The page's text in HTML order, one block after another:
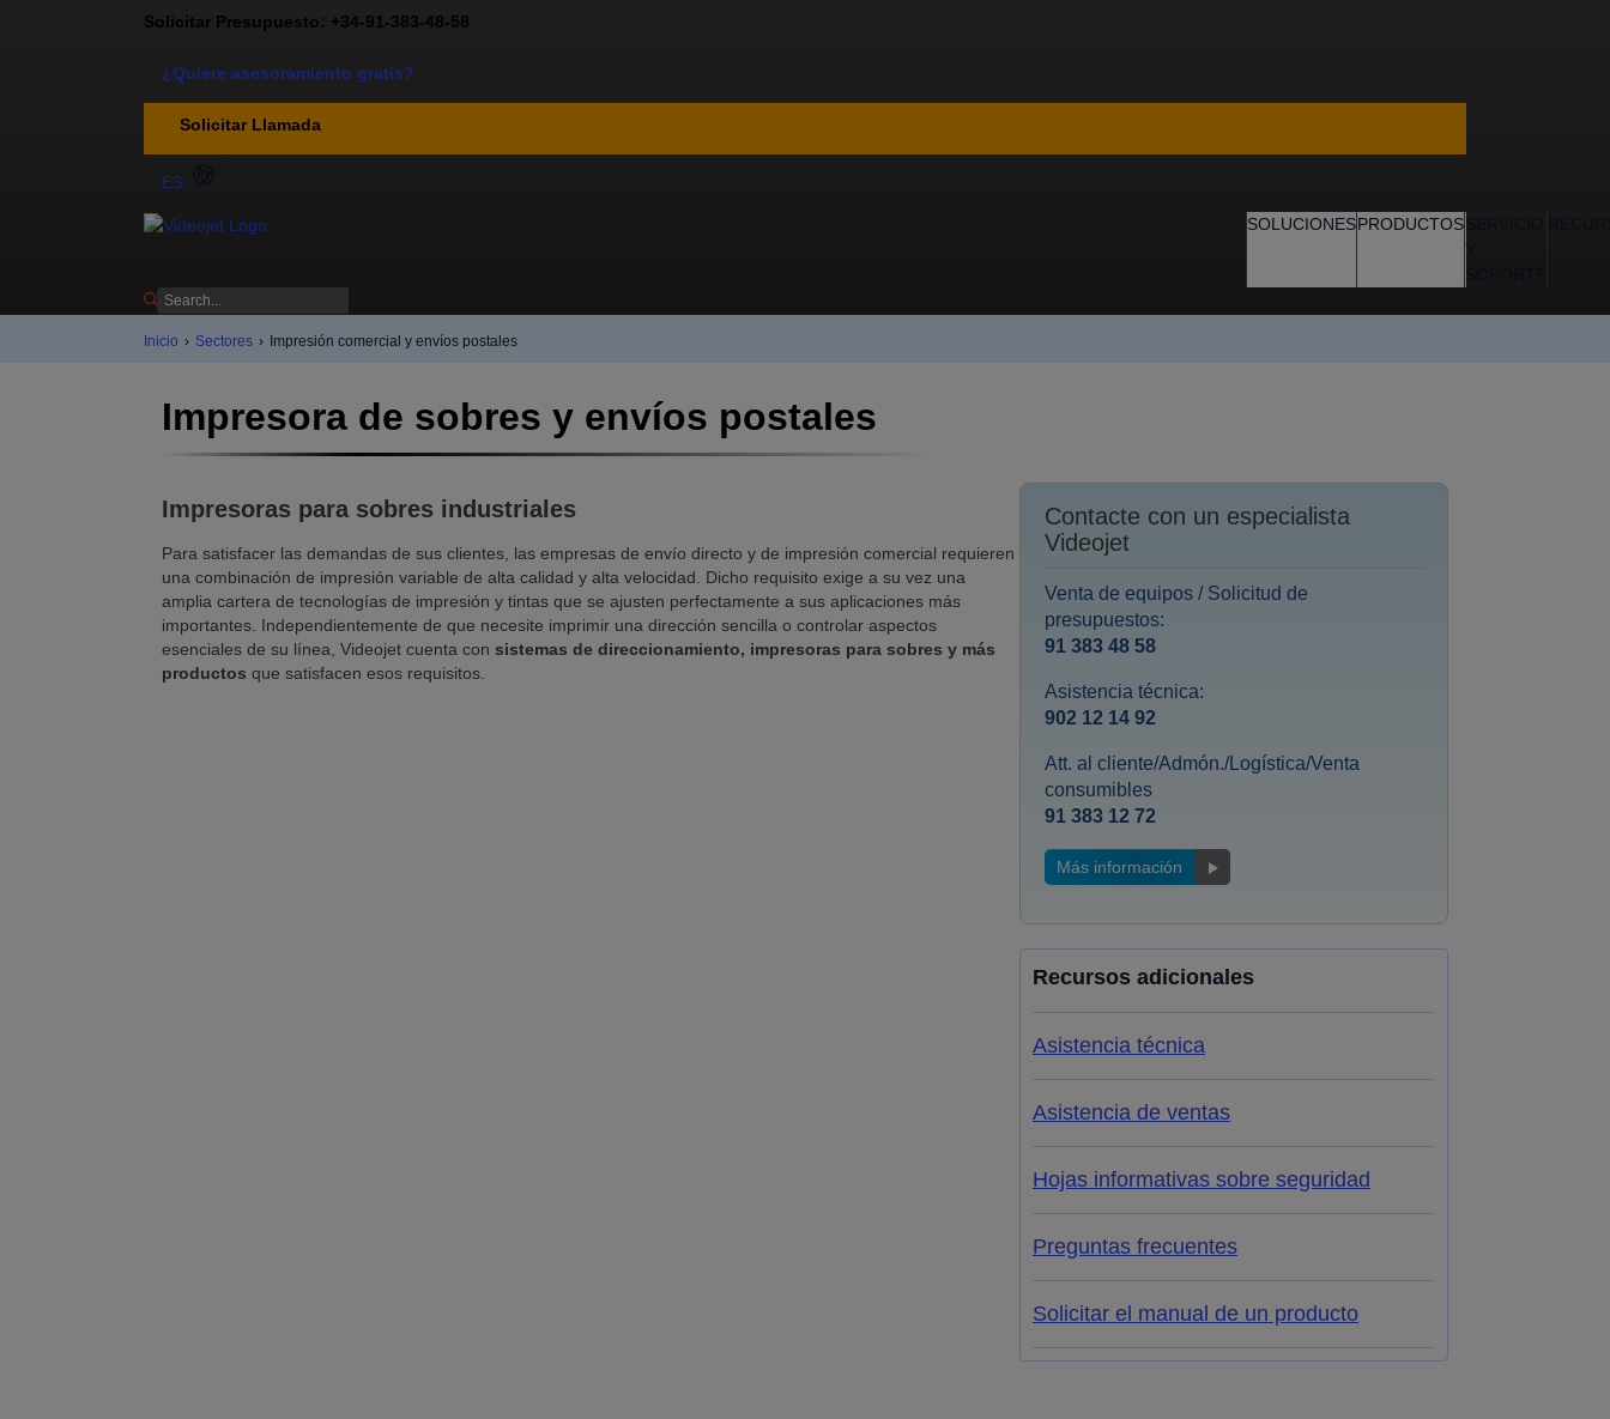
Solicitar Presupuesto: +34-91-383-48-58
¿Quiere asesoramiento gratis?
Solicitar Llamada
ES
SOLUCIONESPRODUCTOS
Y
Inicio › Sectores › Impresión comercial y envíos postales
Impresora de sobres y envíos postales
Impresoras para sobres industriales
Para satisfacer las demandas de sus clientes, las empresas de envío directo y de impresión comercial requieren
una combinación de impresión variable de alta calidad y alta velocidad. Dicho requisito exige a su vez una
amplia cartera de tecnologías de impresión y tintas que se ajusten perfectamente a sus aplicaciones más
importantes. Independientemente de que necesite imprimir una dirección sencilla o controlar aspectos
esenciales de su línea, Videojet cuenta con sistemas de direccionamiento, impresoras para sobres y más
productos que satisfacen esos requisitos.
Contacte con un especialista
Videojet
Venta de equipos / Solicitud de
presupuestos:
91 383 48 58
Asistencia técnica:
902 12 14 92
Att. al cliente/Admón./Logística/Venta
consumibles
91 383 12 72
Más información
Recursos adicionales
Asistencia técnica
Asistencia de ventas
Hojas informativas sobre seguridad
Preguntas frecuentes
Solicitar el manual de un producto